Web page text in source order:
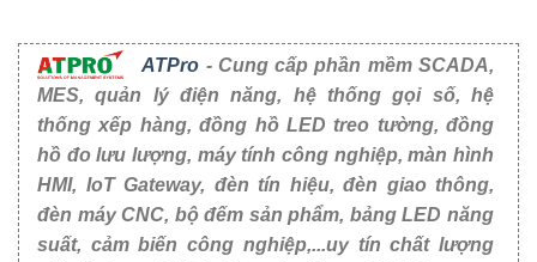
ATPro - Cung cấp phần mềm SCADA,
MES, quản lý điện năng, hệ thống gọi số, hệ
thống xếp hàng, đồng hồ LED treo tường, đồng
hồ đo lưu lượng, máy tính công nghiệp, màn hình
HMI, IoT Gateway, đèn tín hiệu, đèn giao thông,
đèn máy CNC, bộ đếm sản phẩm, bảng LED năng
suất, cảm biến công nghiệp,...uy tín chất lượng